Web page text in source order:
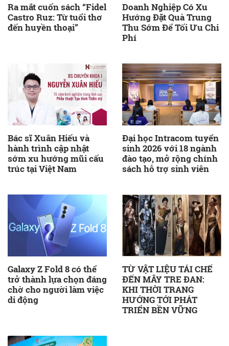
Ra mắt cuốn sách “Fidel
Castro Ruz: Từ tuổi thơ
đến huyền thoại”
Doanh Nghiệp Có Xu
Hướng Đặt Quà Trung
Thu Sớm Để Tối Ưu Chi
Phí
Bác sĩ Xuân Hiếu và
hành trình cập nhật
sớm xu hướng mũi cấu
trúc tại Việt Nam
Đại học Intracom tuyển
sinh 2026 với 18 ngành
đào tạo, mở rộng chính
sách hỗ trợ sinh viên
Galaxy Z Fold 8 có thể
trở thành lựa chọn đáng
chờ cho người làm việc
di động
TỪ VẬT LIỆU TÁI CHẾ
ĐẾN MÂY TRE ĐAN:
KHI THỜI TRANG
HƯỚNG TỚI PHÁT
TRIỂN BỀN VỮNG